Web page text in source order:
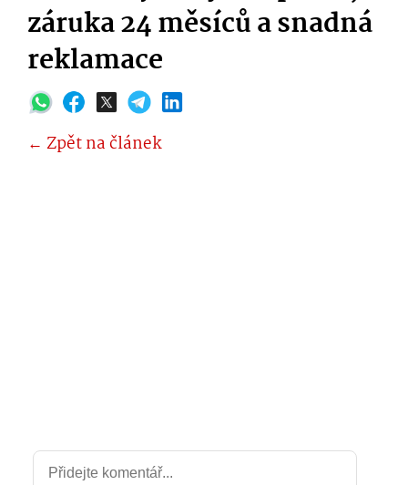
záruka 24 měsíců a snadná
reklamace
← Zpět na článek